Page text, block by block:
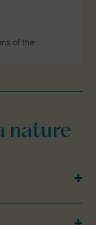
of the
nature